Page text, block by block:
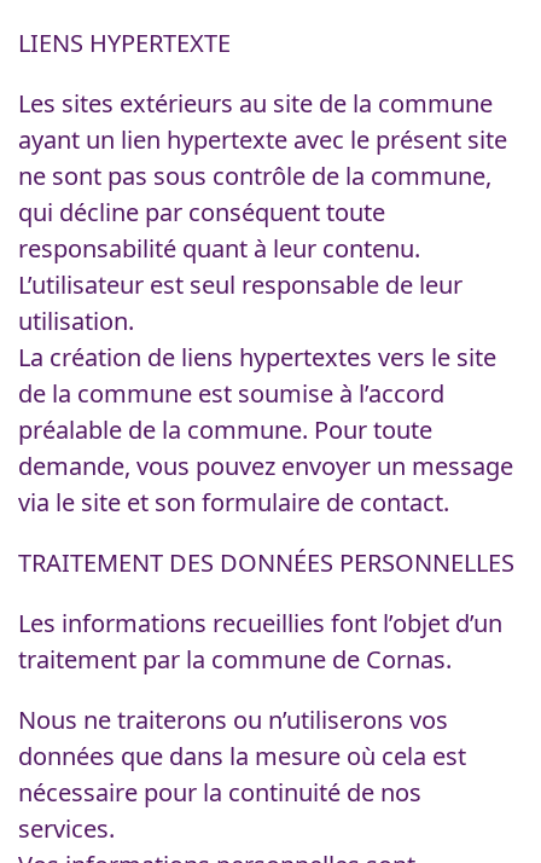
LIENS HYPERTEXTE
Les sites extérieurs au site de la commune
ayant un lien hypertexte avec le présent site
ne sont pas sous contrôle de la commune,
qui décline par conséquent toute
responsabilité quant à leur contenu.
L’utilisateur est seul responsable de leur
utilisation.
La création de liens hypertextes vers le site
de la commune est soumise à l’accord
préalable de la commune. Pour toute
demande, vous pouvez envoyer un message
via le site et son formulaire de contact.
TRAITEMENT DES DONNÉES PERSONNELLES
Les informations recueillies font l’objet d’un
traitement par la commune de Cornas.
Nous ne traiterons ou n’utiliserons vos
données que dans la mesure où cela est
nécessaire pour la continuité de nos
services.